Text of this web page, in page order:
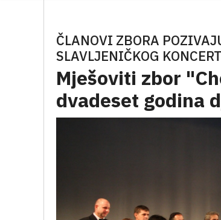
ČLANOVI ZBORA
SLAVLJENIČKOG
Mješoviti zbor
dvadeset godina